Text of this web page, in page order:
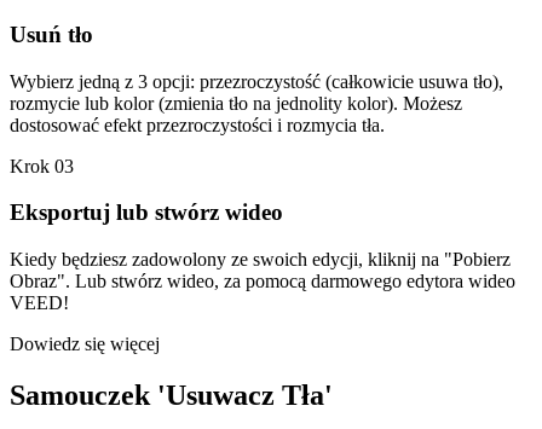
Usuń tło
Wybierz jedną z 3 opcji: przezroczystość (całkowicie usuwa tło),
rozmycie lub kolor (zmienia tło na jednolity kolor). Możesz
dostosować efekt przezroczystości i rozmycia tła.
Krok 03
Eksportuj lub stwórz wideo
Kiedy będziesz zadowolony ze swoich edycji, kliknij na "Pobierz
Obraz". Lub stwórz wideo, za pomocą darmowego edytora wideo
VEED!
Dowiedz się więcej
Samouczek 'Usuwacz Tła'